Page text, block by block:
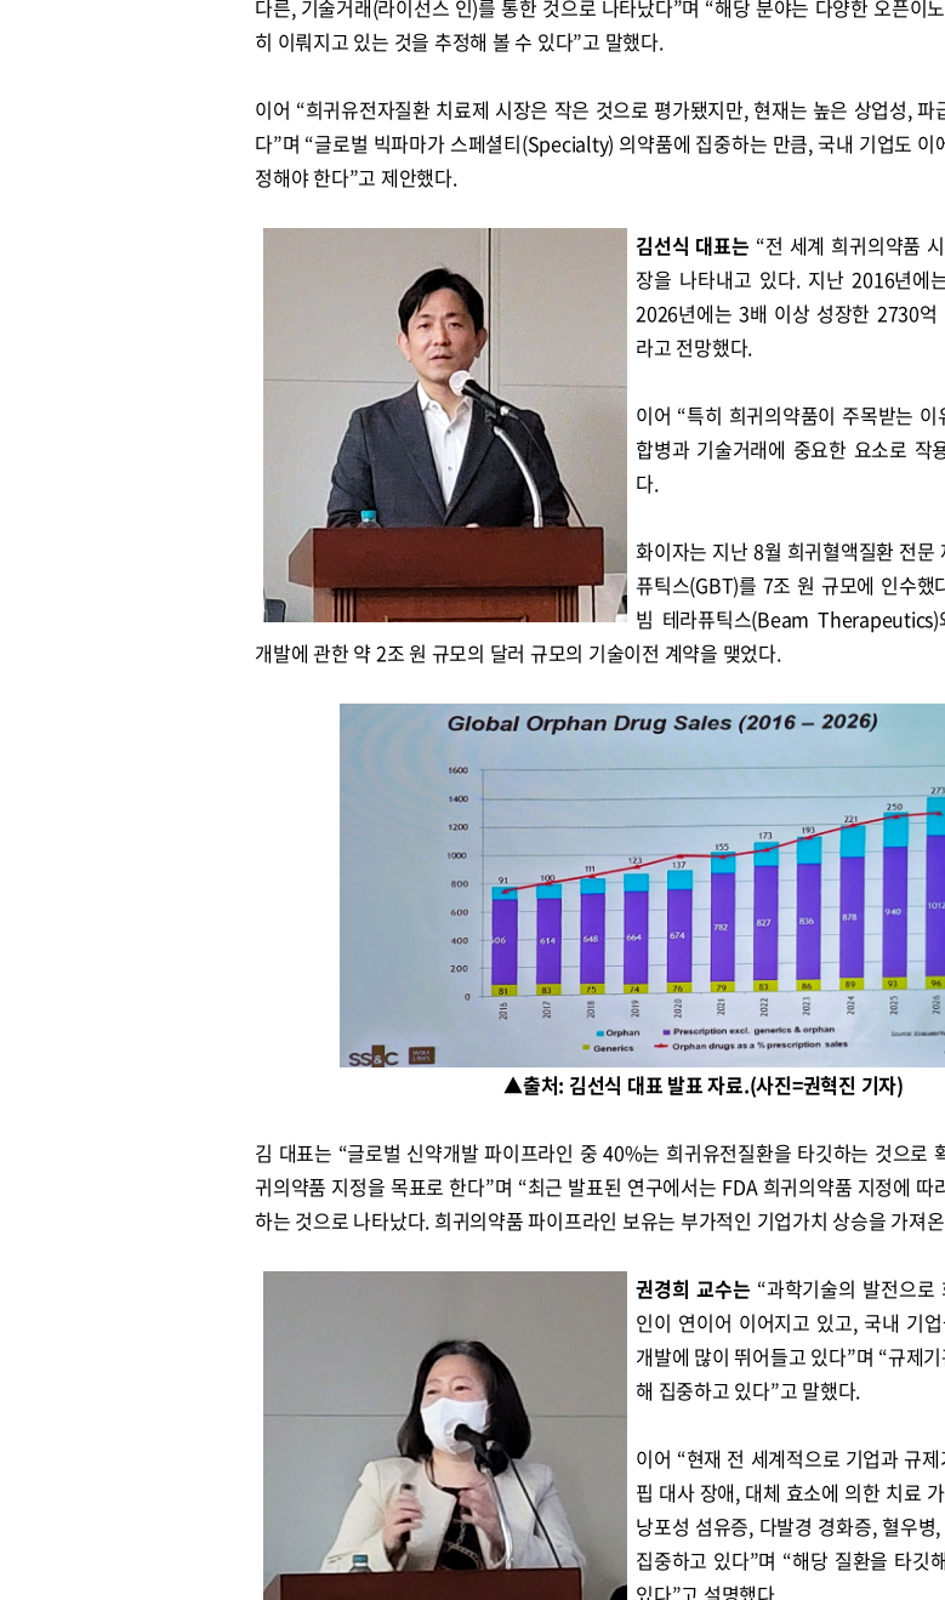
다른, 기술거래(라이선스 인)를 통한 것으로 나타났다”며 “해당 분야는 다양한 오픈이
히 이뤄지고 있는 것을 추정해 볼 수 있다”고 말했다.
이어 “희귀유전자질환 치료제 시장은 작은 것으로 평가됐지만, 현재는 높은 상업성, 파
다”며 “글로벌 빅파마가 스페셜티(Specialty) 의약품에 집중하는 만큼, 국내 기업도 이
정해야 한다”고 제안했다.
김선식 대표는 “전 세계 희귀의약품
장을 나타내고 있다. 지난 2016년에
2026년에는 3배 이상 성장한 2730억
라고 전망했다.
이어 “특히 희귀의약품이 주목받는
합병과 기술거래에 중요한 요소로 작
다.
화이자는 지난 8월 희귀혈액질환 전
퓨틱스(GBT)를 7조 원 규모에 인수했
빔 테라퓨틱스(Beam Therapeutics)
개발에 관한 약 2조 원 규모의 달러 규모의 기술이전 계약을 맺었다.
▲출처: 김선식 대표 발표 자료.(사진=권혁진 기자)
김 대표는 “글로벌 신약개발 파이프라인 중 40%는 희귀유전질환을 타깃하는 것으로
귀의약품 지정을 목표로 한다”며 “최근 발표된 연구에서는 FDA 희귀의약품 지정에
하는 것으로 나타났다. 희귀의약품 파이프라인 보유는 부가적인 기업가치 상승을 가져
권경희 교수는 “과학기술의 발전으
인이 연이어 이어지고 있고, 국내 기
개발에 많이 뛰어들고 있다”며 “규제
해 집중하고 있다”고 말했다.
이어 “현재 전 세계적으로 기업과 규
핍 대사 장애, 대체 효소에 의한 치료
낭포성 섬유증, 다발경 경화증, 혈우
집중하고 있다”며 “해당 질환을 타깃
있다”고 설명했다.
원종원의 커튼 콜 안현정의 컬쳐포커스